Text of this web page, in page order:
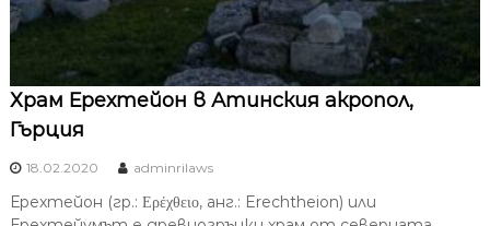
Храм Ерехтейон в Атинския акропол,
Гърция
18.02.2020 adminrilaws
Ерехтейон (гр.: Ερέχθειο, анг.: Erechtheion) или